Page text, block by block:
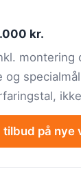
kr.
montering
og
tilbud på nye